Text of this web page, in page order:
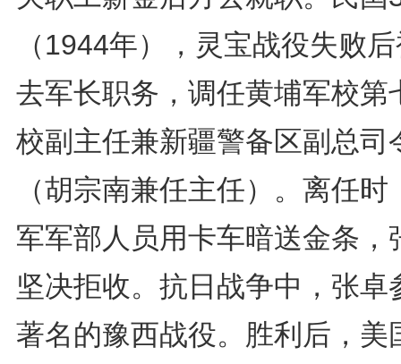
（1944年），灵宝战役失败
去军长职务，调任黄埔军校第
校副主任兼新疆警备区副总司
（胡宗南兼任主任）。离任时
军军部人员用卡车暗送金条，
坚决拒收。抗日战争中，张卓
著名的豫西战役。胜利后，美